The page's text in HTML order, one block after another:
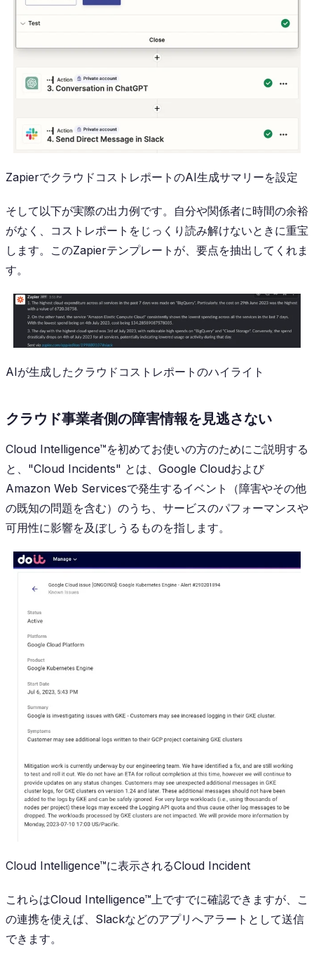
ZapierでクラウドコストレポートのAI生成サマリーを設定
そして以下が実際の出力例です。自分や関係者に時間の余裕
がなく、コストレポートをじっくり読み解けないときに重宝
します。このZapierテンプレートが、要点を抽出してくれま
す。
AIが生成したクラウドコストレポートのハイライト
クラウド事業者側の障害情報を見逃さない
Cloud Intelligence™を初めてお使いの方のためにご説明する
と、"Cloud Incidents" とは、Google Cloudおよび
Amazon Web Servicesで発生するイベント（障害やその他
の既知の問題を含む）のうち、サービスのパフォーマンスや
可用性に影響を及ぼしうるものを指します。
Cloud Intelligence™に表示されるCloud Incident
これらはCloud Intelligence™上ですでに確認できますが、こ
の連携を使えば、Slackなどのアプリへアラートとして送信
できます。